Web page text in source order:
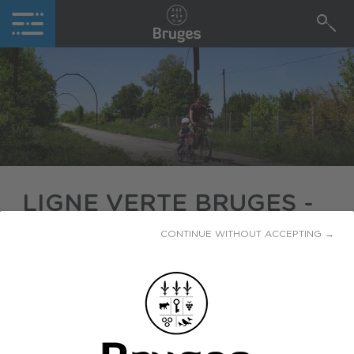
CONTINUE WITHOUT ACCEPTING →
LIGNE VERTE BRUGES -
LE BOUSCAT
La Ligne verte est une nouvelle liaison douce de
3,1km qui s’étend de la place Ravezies (Le
Bouscat) à Sainte-Germaine (Bruges). Ce